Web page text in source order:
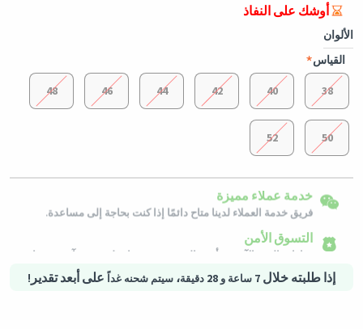
إذا طلبته خلال 7 ساعة و 28 دقيقة ، سيتم شحنه غداً على أبعد تقدير!
الألوان
القياس
38
40
42
44
46
48
50
52
شحن لكافة الدول
سيتم شحن هذا المنتج من
يمكن إرجاع المنتجات المؤهلة في حالتها الأصلية خلال 3 أيام من تاريخ
استلام الطلب.
خدمة عملاء مميزة
فريق خدمة العملاء لدينا متاح دائمًا إذا كنت بحاجة إلى مساعدة.
التسوق الأمن
خيارات الدفع الآمنة - تأمين الخصوصية خدمات لوجستية آمنة - حماية
المشتريات
أوشك على النفاذ